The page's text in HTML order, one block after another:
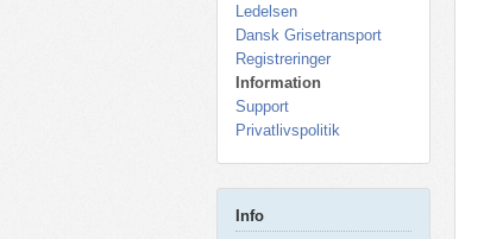
Ledelsen
Dansk Grisetransport
Registreringer
Information
Support
Privatlivspolitik
Info